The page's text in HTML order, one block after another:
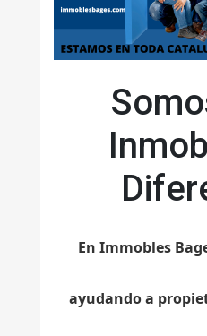
En Immobles
ayudando a